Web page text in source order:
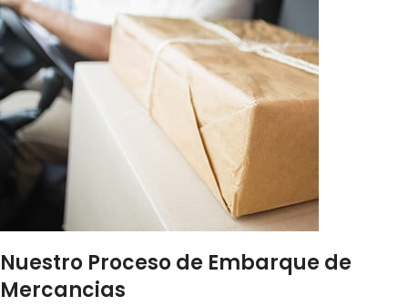
Nuestro Proceso de Embarque de
Mercancias